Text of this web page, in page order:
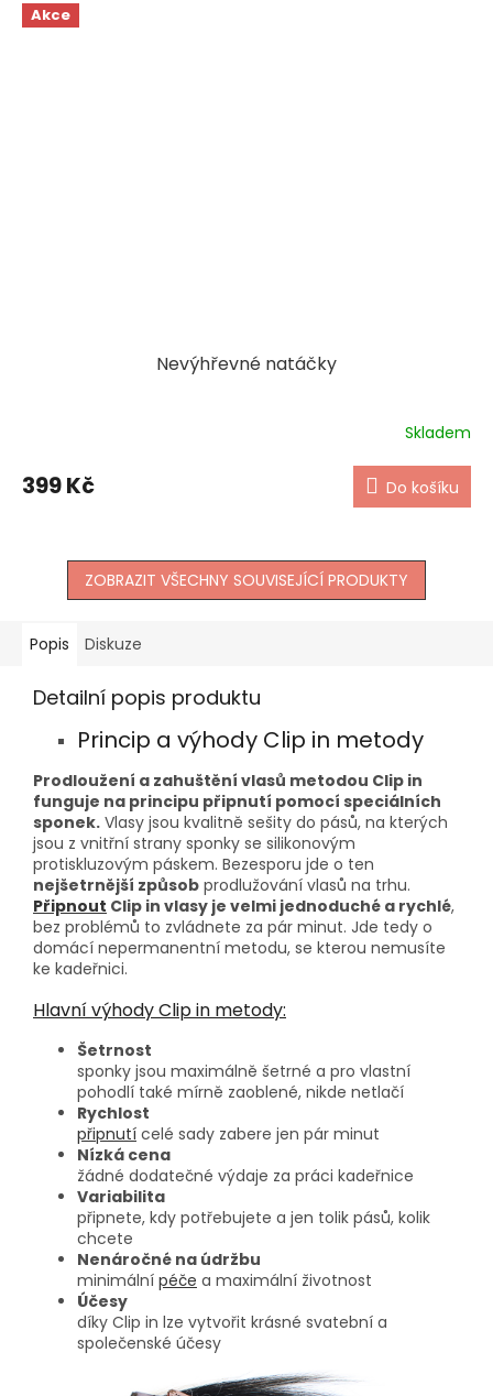
Akce
Nevýhřevné natáčky
Skladem
399 Kč Do košíku
ZOBRAZIT VŠECHNY SOUVISEJÍCÍ PRODUKTY
Popis Diskuze
Detailní popis produktu
Princip a výhody Clip in metody
Prodloužení a zahuštění vlasů metodou Clip in
funguje na principu připnutí pomocí speciálních
sponek. Vlasy jsou kvalitně sešity do pásů, na kterých
jsou z vnitřní strany sponky se silikonovým
protiskluzovým páskem. Bezesporu jde o ten
nejšetrnější způsob prodlužování vlasů na trhu.
Připnout Clip in vlasy je velmi jednoduché a rychlé,
bez problémů to zvládnete za pár minut. Jde tedy o
domácí nepermanentní metodu, se kterou nemusíte
ke kadeřnici.
Hlavní výhody Clip in metody:
Šetrnost
sponky jsou maximálně šetrné a pro vlastní
pohodlí také mírně zaoblené, nikde netlačí
Rychlost
připnutí celé sady zabere jen pár minut
Nízká cena
žádné dodatečné výdaje za práci kadeřnice
Variabilita
připnete, kdy potřebujete a jen tolik pásů, kolik
chcete
Nenáročné na údržbu
minimální péče a maximální životnost
Účesy
díky Clip in lze vytvořit krásné svatební a
společenské účesy